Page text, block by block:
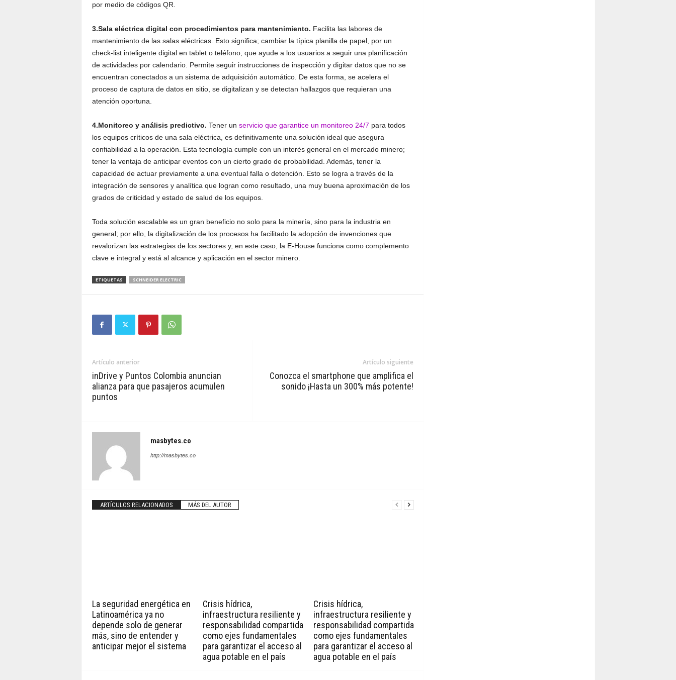
por medio de códigos QR.
3.Sala eléctrica digital con procedimientos para mantenimiento. Facilita las labores de
mantenimiento de las salas eléctricas. Esto significa; cambiar la típica planilla de papel, por un
check-list inteligente digital en tablet o teléfono, que ayude a los usuarios a seguir una planificación
de actividades por calendario. Permite seguir instrucciones de inspección y digitar datos que no se
encuentran conectados a un sistema de adquisición automático. De esta forma, se acelera el
proceso de captura de datos en sitio, se digitalizan y se detectan hallazgos que requieran una
atención oportuna.
4.Monitoreo y análisis predictivo. Tener un servicio que garantice un monitoreo 24/7 para todos
los equipos críticos de una sala eléctrica, es definitivamente una solución ideal que asegura
confiabilidad a la operación. Esta tecnología cumple con un interés general en el mercado minero;
tener la ventaja de anticipar eventos con un cierto grado de probabilidad. Además, tener la
capacidad de actuar previamente a una eventual falla o detención. Esto se logra a través de la
integración de sensores y analítica que logran como resultado, una muy buena aproximación de los
grados de criticidad y estado de salud de los equipos.
Toda solución escalable es un gran beneficio no solo para la minería, sino para la industria en
general; por ello, la digitalización de los procesos ha facilitado la adopción de invenciones que
revalorizan las estrategias de los sectores y, en este caso, la E-House funciona como complemento
clave e integral y está al alcance y aplicación en el sector minero.
ETIQUETAS SCHNEIDER ELECTRIC
Artículo anterior
inDrive y Puntos Colombia anuncian
alianza para que pasajeros acumulen
puntos
Artículo siguiente
Conozca el smartphone que amplifica el
sonido ¡Hasta un 300% más potente!
masbytes.co
http://masbytes.co
ARTÍCULOS RELACIONADOS MÁS DEL AUTOR
La seguridad energética en
Latinoamérica ya no
depende solo de generar
más, sino de entender y
anticipar mejor el sistema
Crisis hídrica,
infraestructura resiliente y
responsabilidad compartida
como ejes fundamentales
para garantizar el acceso al
agua potable en el país
Crisis hídrica,
infraestructura resiliente y
responsabilidad compartida
como ejes fundamentales
para garantizar el acceso al
agua potable en el país